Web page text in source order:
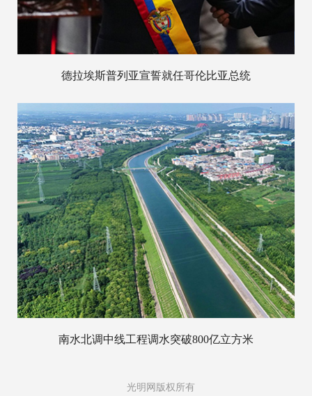
德拉埃斯普列亚宣誓就任哥伦比亚总统
南水北调中线工程调水突破800亿立方米
光明网版权所有